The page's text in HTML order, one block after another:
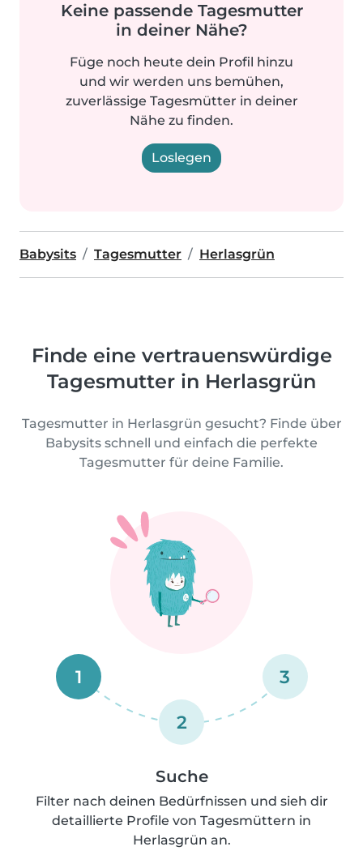
Keine passende Tagesmutter
in deiner Nähe?
Füge noch heute dein Profil hinzu
und wir werden uns bemühen,
zuverlässige Tagesmütter in deiner
Nähe zu finden.
Loslegen
Babysits Tagesmutter Herlasgrün
Finde eine vertrauenswürdige
Tagesmutter in Herlasgrün
Tagesmutter in Herlasgrün gesucht? Finde über
Babysits schnell und einfach die perfekte
Tagesmutter für deine Familie.
1
2
3
Suche
Filter nach deinen Bedürfnissen und sieh dir
detaillierte Profile von Tagesmüttern in
Herlasgrün an.